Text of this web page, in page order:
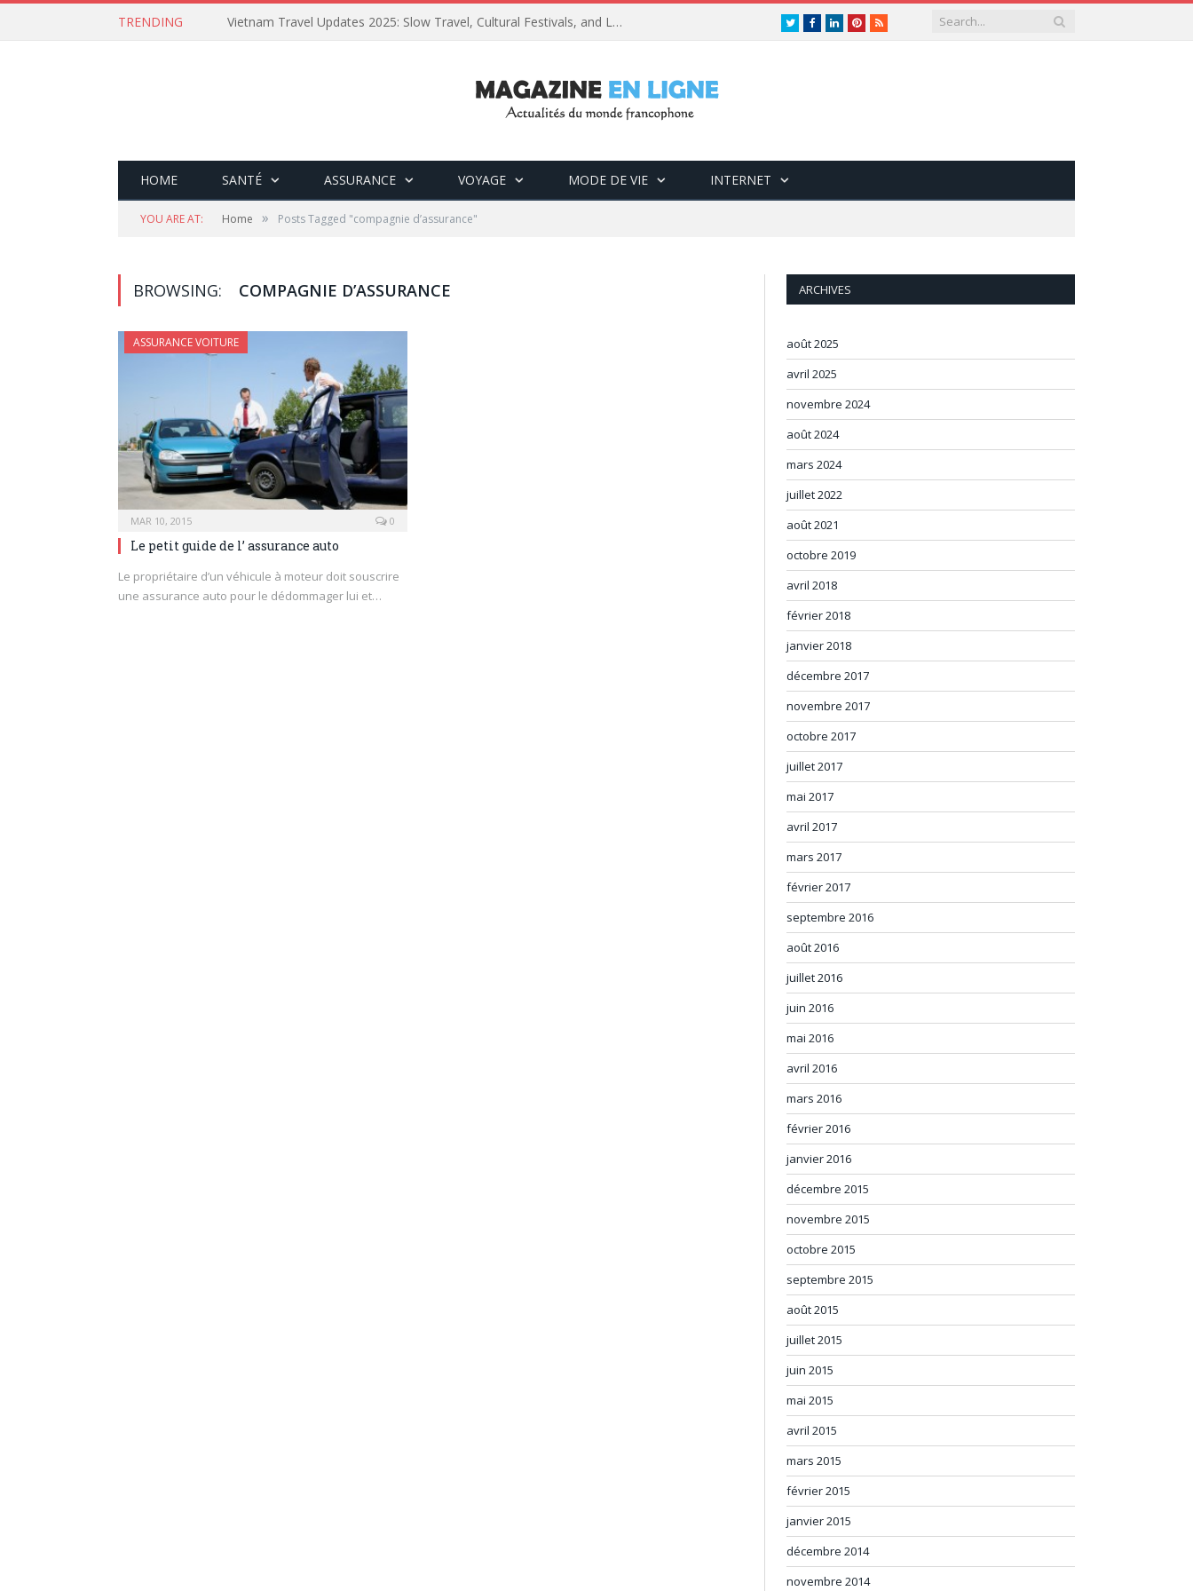
TRENDING Vietnam Travel Updates 2025: Slow Travel, Cultural Festivals, and Luxury Retreats TwitterFacebookLinkedInPinterest
RSS
HOME SANTÉ ASSURANCE VOYAGE MODE DE VIE INTERNET
YOU ARE AT: Home » Posts Tagged "compagnie d’assurance"
BROWSING: COMPAGNIE D’ASSURANCE
ASSURANCE VOITURE
MAR 10, 2015 0
Le petit guide de l’ assurance auto
Le propriétaire d’un véhicule à moteur doit souscrire
une assurance auto pour le dédommager lui et…
ARCHIVES
août 2025
avril 2025
novembre 2024
août 2024
mars 2024
juillet 2022
août 2021
octobre 2019
avril 2018
février 2018
janvier 2018
décembre 2017
novembre 2017
octobre 2017
juillet 2017
mai 2017
avril 2017
mars 2017
février 2017
septembre 2016
août 2016
juillet 2016
juin 2016
mai 2016
avril 2016
mars 2016
février 2016
janvier 2016
décembre 2015
novembre 2015
octobre 2015
septembre 2015
août 2015
juillet 2015
juin 2015
mai 2015
avril 2015
mars 2015
février 2015
janvier 2015
décembre 2014
novembre 2014